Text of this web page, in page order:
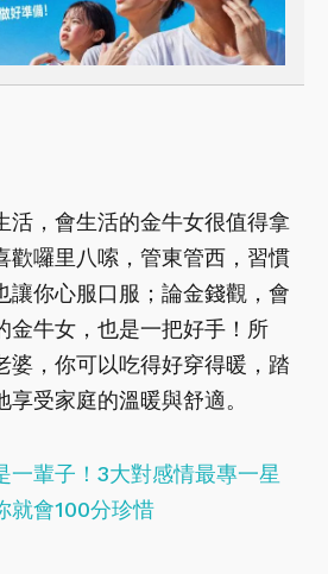
活，會生活的金牛女很值得拿
歡囉里八嗦，管東管西，習慣
讓你心服口服；論金錢觀，會
金牛女，也是一把好手！所
婆，你可以吃得好穿得暖，踏
受家庭的溫暖與舒適。
一輩子！3大對感情最專一星
就會100分珍惜